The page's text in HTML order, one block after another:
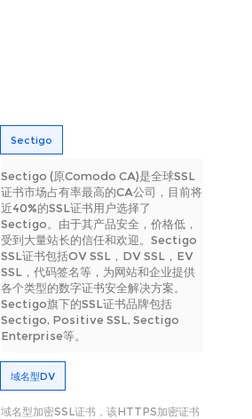
Sectigo
Sectigo (原Comodo CA)是全球SSL
证书市场占有率最高的CA公司，目前将
近40%的SSL证书用户选择了
Sectigo。由于其产品安全，价格低，
受到大量站长的信任和欢迎。Sectigo
SSL证书包括OV SSL，DV SSL，EV
SSL，代码签名等，为网站和企业提供
各个类型的数字证书安全解决方案。
Sectigo旗下的SSL证书品牌包括
Sectigo, Positive SSL, Sectigo
Enterprise等。
域名型DV
域名型加密SSL证书，该HTTPS加密证书